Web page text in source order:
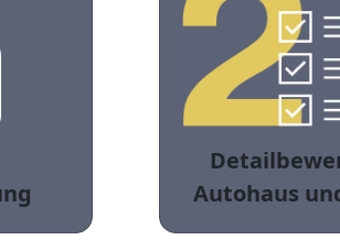
Autohaus